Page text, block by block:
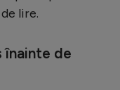
lire.
înainte de